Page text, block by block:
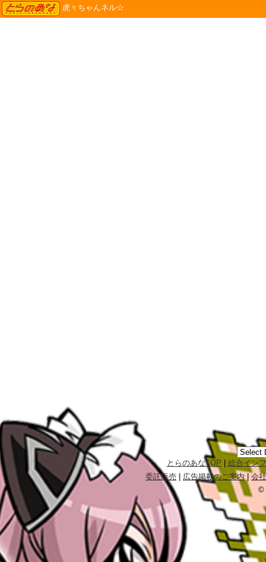
TORANOANA
虎々ちゃんネル☆
とらのあなTOP
総合イン
委託販売
広告掲載のご案内|会
©